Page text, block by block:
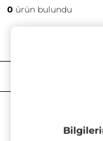
0 ürün bulundu